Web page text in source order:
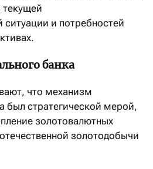
и потребностей
банка
что механизм
был стратегической мерой,
золотовалютных
золотодобычи